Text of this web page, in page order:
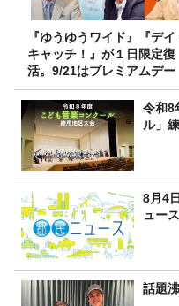
『ゆうゆうワイド』『デイ
キャッチ！』が１日限定復
活。9/21はプレミアムデー
令和8
ル」
8月4
ュース
話題